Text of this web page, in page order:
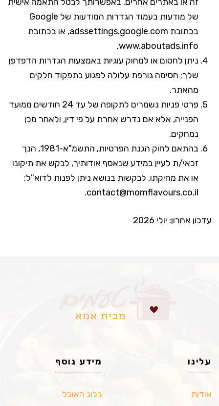
של מודעות בעמוד הגדרות המודעות של Google
בכתובת adssettings.google.com, או בכתובת
www.aboutads.info.
ניתן לחסום או למחוק עוגיות באמצעות הגדרות הדפדפן
שלך; חסימה גורפת עלולה לפגוע בתפקוד חלקים
מהאתר.
פרטי פניות נשמרים לתקופה של עד 24 חודשים ממועד
הפנייה, אלא אם נדרש אחרת על פי דין, ולאחר מכן
נמחקים.
בהתאם לחוק הגנת הפרטיות, התשמ"א-1981, הנך
זכאי/ת לעיין במידע שנאסף אודותיך, לבקש את תיקונו
או את מחיקתו. לבקשות בנושא ניתן לפנות לדוא"ל:
contact@momflavours.co.il
.
עדכון אחרון: יולי 2026
עלינו
אודות
מידע נוסף
בלוג האוכל